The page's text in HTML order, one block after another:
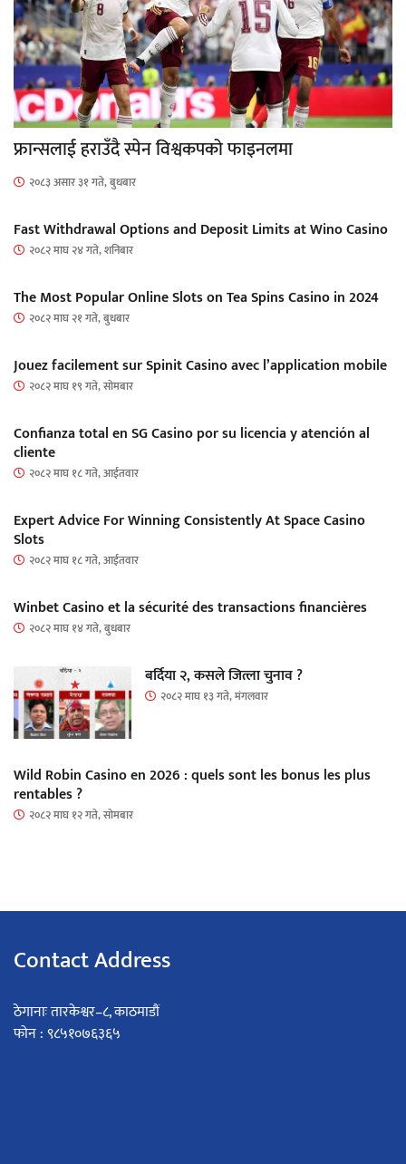
फ्रान्सलाई हराउँदै स्पेन विश्वकपको फाइनलमा
२०८३ असार ३१ गते, बुधबार
Fast Withdrawal Options and Deposit Limits at Wino Casino
२०८२ माघ २४ गते, शनिबार
The Most Popular Online Slots on Tea Spins Casino in 2024
२०८२ माघ २१ गते, बुधबार
Jouez facilement sur Spinit Casino avec l’application mobile
२०८२ माघ १९ गते, सोमबार
Confianza total en SG Casino por su licencia y atención al
cliente
२०८२ माघ १८ गते, आईतवार
Expert Advice For Winning Consistently At Space Casino
Slots
२०८२ माघ १८ गते, आईतवार
Winbet Casino et la sécurité des transactions financières
२०८२ माघ १४ गते, बुधबार
बर्दिया २, कसले जित्ला चुनाव ?
२०८२ माघ १३ गते, मंगलवार
Wild Robin Casino en 2026 : quels sont les bonus les plus
rentables ?
२०८२ माघ १२ गते, सोमबार
Contact Address
ठेगानाः तारकेश्वर–८, काठमाडौं
फोन : ९८५१०७६३६५